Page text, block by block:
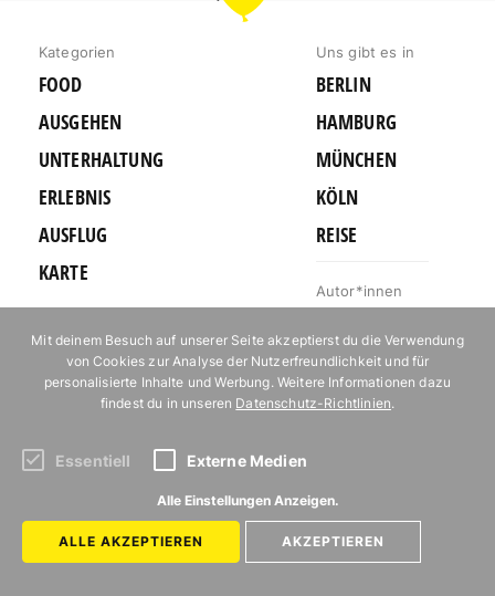
BERLIN
Kategorien
FOOD
AUSGEHEN
UNTERHALTUNG
ERLEBNIS
AUSFLUG
KARTE
Uns gibt es in
BERLIN
HAMBURG
MÜNCHEN
KÖLN
REISE
Autor*innen
Jobs bei Mit
Vergnügen
Kontakt
Datenschutz
Abonniere unseren Newsletter!
Mit deinem Besuch auf unserer Seite akzeptierst du die Verwendung
von Cookies zur Analyse der Nutzerfreundlichkeit und für
personalisierte Inhalte und Werbung. Weitere Informationen dazu
findest du in unseren Datenschutz-Richtlinien.
Essentiell Externe Medien
Alle Einstellungen Anzeigen.
ALLE AKZEPTIEREN AKZEPTIEREN